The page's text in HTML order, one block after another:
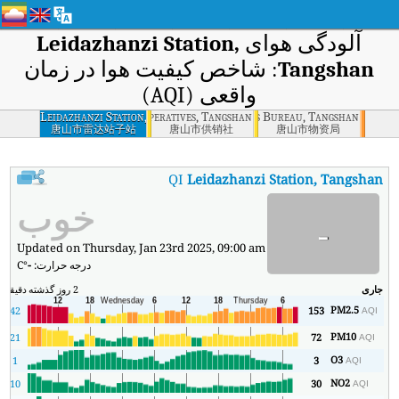
آلودگی هوای Leidazhanzi Station,
Tangshan: شاخص کیفیت هوا در زمان
واقعی (AQI)
Leidazhanzi Station,
Tangshan
唐山市雷达站子站
Supply and marketing cooperatives, Tangshan
唐山市供销社
Commodities Bureau, Tangshan
唐山市物资局
AQILeidazhanzi Station, Tangshan شاخص کیفیت هوای بی‌درنگ Leidazhanzi Station, Tangshan (AQI).
- خوب
Updated on Thursday, Jan 23rd 2025, 09:00 am
درجه حرارت:-
°C
جاری 2 روز گذشته دقیقه
PM2.5AQI
153
42
PM10AQI
72
21
O3AQI
3
1
NO2AQI
30
10